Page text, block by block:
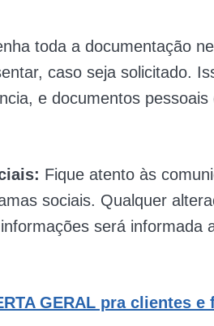
toda a documentação
caso seja solicitado.
e documentos pessoais
Fique atento às
sociais. Qualquer
será informada
GERAL pra clientes e